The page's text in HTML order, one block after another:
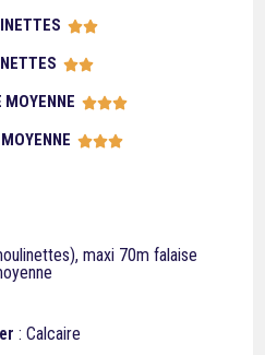




maxi 70m falaise
: Calcaire